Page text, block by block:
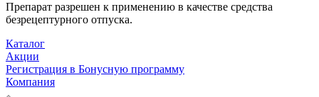
Препарат разрешен к применению в качестве средства
безрецептурного отпуска.
Каталог
Акции
Регистрация в Бонусную программу
Компания